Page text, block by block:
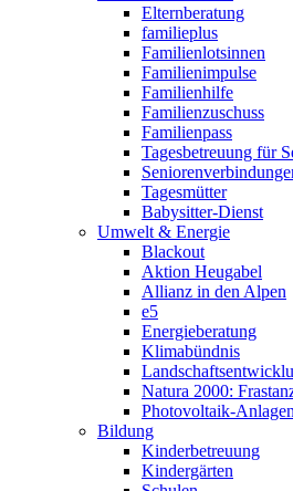
Elternberatung
familieplus
Familienlotsinnen
Familienimpulse
Familienhilfe
Familienzuschuss
Familienpass
Tagesbetreuung für
Tagesmütter
Babysitter-Dienst
Umwelt & Energie
Blackout
Aktion Heugabel
Allianz in den Alpen
e5
Energieberatung
Klimabündnis
Natura 2000:
Photovoltaik-Anlagen
Bildung
Kinderbetreuung
Kindergärten